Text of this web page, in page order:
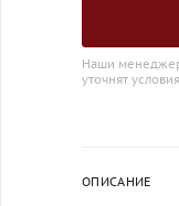
Наши
уточнят
ОПИСАНИЕ